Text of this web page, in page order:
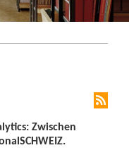
Zwischen